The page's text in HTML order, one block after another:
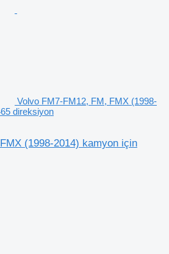
Volvo FM7-FM12, FM, FMX (1998-
direksiyon
(1998-2014) kamyon için